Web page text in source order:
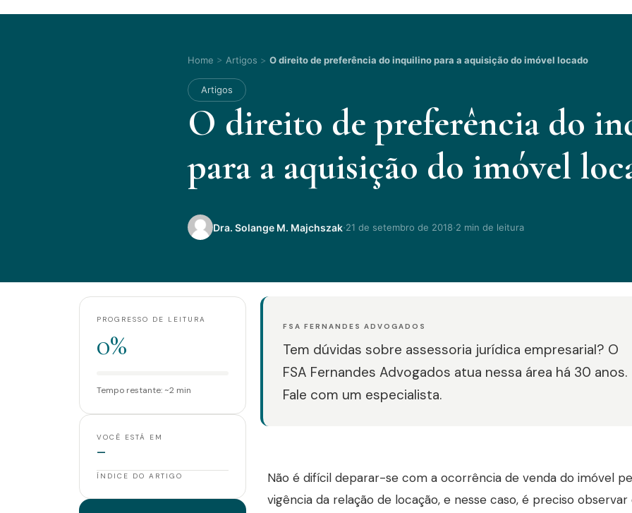
Home > Artigos > O direito de preferência do inquilino para a aquisição do imóvel locado
Artigos
O direito de preferência do
para a aquisição do imóvel
Dra. Solange M. Majchszak·21 de setembro de 2018·2 min de leitura
PROGRESSO DE LEITURA
0%
Tempo restante: ~2 min
VOCÊ ESTÁ EM
—
ÍNDICE DO ARTIGO
FSA FERNANDES ADVOGADOS
Tem dúvidas sobre assessoria jurídica empresarial? O
FSA Fernandes Advogados atua nessa área há 30 anos.
Fale com um especialista.
Não é difícil deparar-se com a ocorrência de venda do imóvel
vigência da relação de locação, e nesse caso, é preciso observar